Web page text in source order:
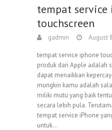
tempat service
touchscreen
gadmin August
tempat service iphone
produk dari Apple adalah
dapat menaikkan
mungkin kamu adalah
miliki mutu yang baik
secara lebih pula.
tempat service iPhone
untuk…